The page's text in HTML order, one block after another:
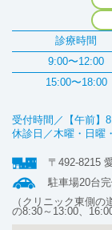
診療時間
9:00〜12:00
15:00〜18:00
受付時間／【午前】
休診日／木曜・日曜
〒492-8215
駐車場20台
（クリニック東側
の8:30～13:00、